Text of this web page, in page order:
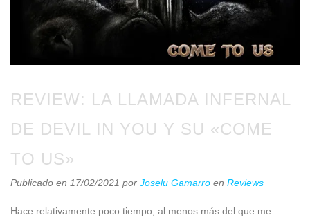
REVIEW: LA LLAMADA INFERNAL
DE DEVIL IN YOU Y SU «COME
TO US»
Publicado en 17/02/2021 por Joselu Gamarro en Reviews
Hace relativamente poco tiempo, al menos más del que me